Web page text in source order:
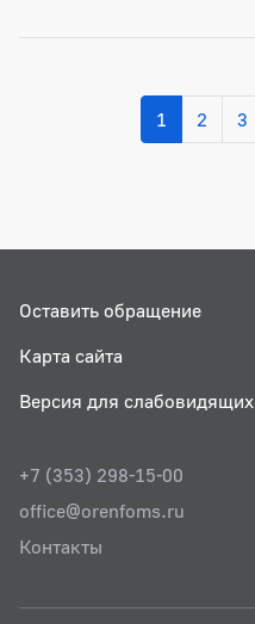
1 2 3
Оставить обращение
Карта сайта
Версия для слабовидящих
+7 (353) 298-15-00
office@orenfoms.ru
Контакты